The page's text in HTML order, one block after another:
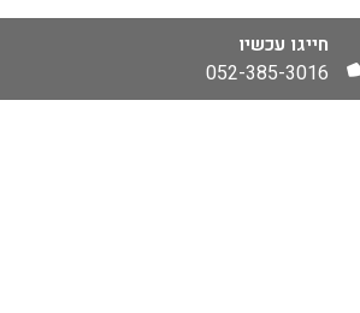
חייגו עכשיו
052-385-3016